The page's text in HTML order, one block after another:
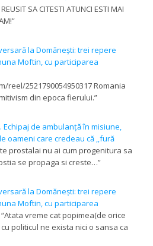
SA CITESTI ATUNCI ESTI MAI
”
la Domănești: trei repere
Moftin, cu participarea
reel/2521790054950317 Romania
din epoca fierului.”
Echipaj de ambulanță în misiune,
oameni care credeau că ,,fură
prostalai nu ai cum progenitura sa
se propaga si creste…”
la Domănești: trei repere
Moftin, cu participarea
Atata vreme cat popimea(de orice
politicul ne exista nici o sansa ca